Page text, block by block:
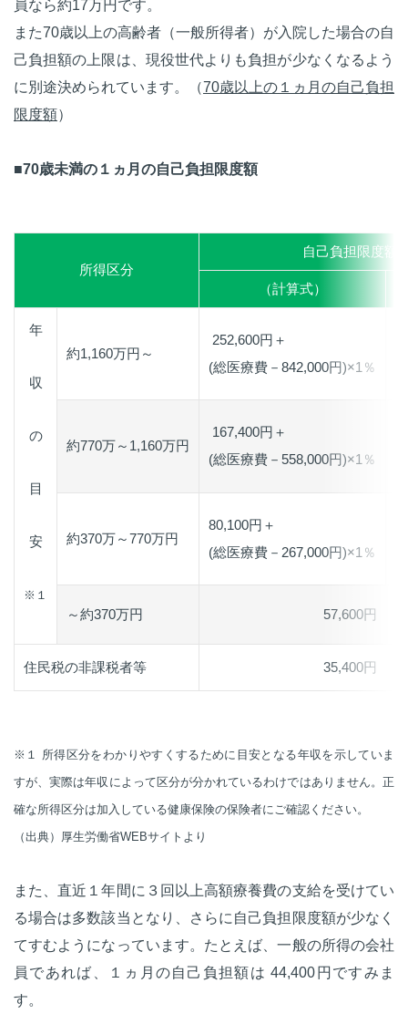
員なら約17万円です。
また70歳以上の高齢者（一般所得者）が入院した場合の自
己負担額の上限は、現役世代よりも負担が少なくなるよう
に別途決められています。（70歳以上の１ヵ月の自己負担
限度額）
■70歳未満の１ヵ月の自己負担限度額
所得区分
自己負担限度額
（計算式）
年
収
の
目
安
※１
約1,160万円～
252,600円＋
(総医療費－842,000円)×1％
約770万～1,160万円
167,400円＋
(総医療費－558,000円)×1％
約370万～770万円
80,100円＋
(総医療費－267,000円)×1％
～約370万円 57,600円
住民税の非課税者等 35,400円
※１ 所得区分をわかりやすくするために目安となる年収を示していま
すが、実際は年収によって区分が分かれているわけではありません。正
確な所得区分は加入している健康保険の保険者にご確認ください。
（出典）厚生労働省WEBサイトより
また、直近１年間に３回以上高額療養費の支給を受けてい
る場合は多数該当となり、さらに自己負担限度額が少なく
てすむようになっています。たとえば、一般の所得の会社
員であれば、１ヵ月の自己負担額は 44,400円ですみま
す。